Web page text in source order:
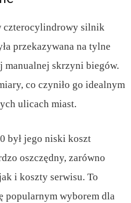
czterocylindrowy silnik
przekazywana na tylne
manualnej skrzyni biegów.
co czyniło go idealnym
ulicach miast.
był jego niski koszt
oszczędny, zarówno
i koszty serwisu. To
popularnym wyborem dla